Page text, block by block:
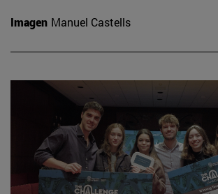
Imagen Manuel Castells